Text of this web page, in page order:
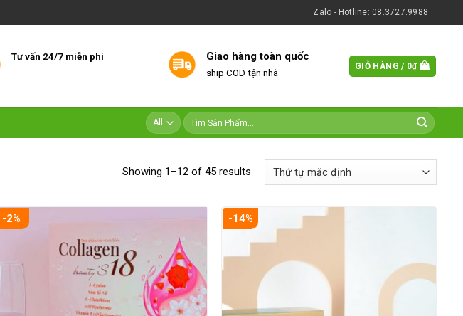
Zalo - Hotline: 08.3727.9988
Tư vấn 24/7 miễn phí Giao hàng toàn quốc
ship COD tận nhà
GIỎ HÀNG / 0₫
Showing 1–12 of 45 results
-2% -14%